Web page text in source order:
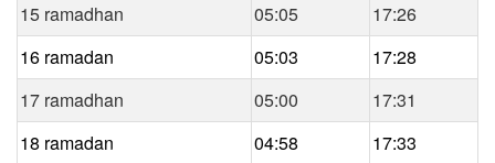
15 ramadhan
05:05
17:26
16 ramadan
05:03
17:28
17 ramadhan
05:00
17:31
18 ramadan
04:58
17:33